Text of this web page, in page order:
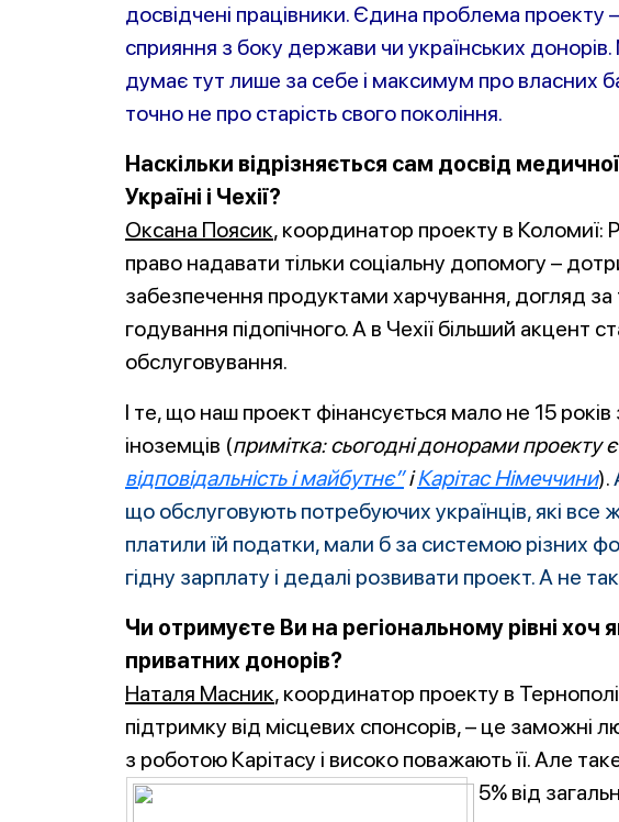
досвідчені працівники. Єдина проблема проекту –
сприяння з боку держави чи українських
думає тут лише за себе і максимум про власних
точно не про старість свого покоління.
Наскільки відрізняється сам досвід
Україні і Чехії?
Оксана Поясик, координатор проекту в Коломиї:
право надавати тільки соціальну допомогу –
забезпечення продуктами харчування, догляд за
годування підопічного. А в Чехії більший акцент
обслуговування.
І те, що наш проект фінансується мало не 15 років
іноземців (примітка: сьогодні донорами проекту
відповідальність і майбутнє”іКарітас Німеччини).
що обслуговують потребуючих українців, які
платили їй податки, мали б за системою різних
гідну зарплату і дедалі розвивати проект. А не
Чи отримуєте Ви на регіональному рівні хоч
приватних донорів?
Наталя Масник, координатор проекту в
підтримку від місцевих спонсорів, – це заможні
з роботою Карітасу і високо поважають її. Але
5% від